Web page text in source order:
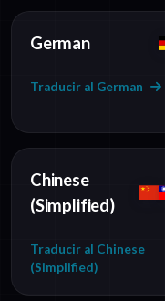
German
Traducir al German
Chinese
(Simplified)
Traducir al Chinese
(Simplified)